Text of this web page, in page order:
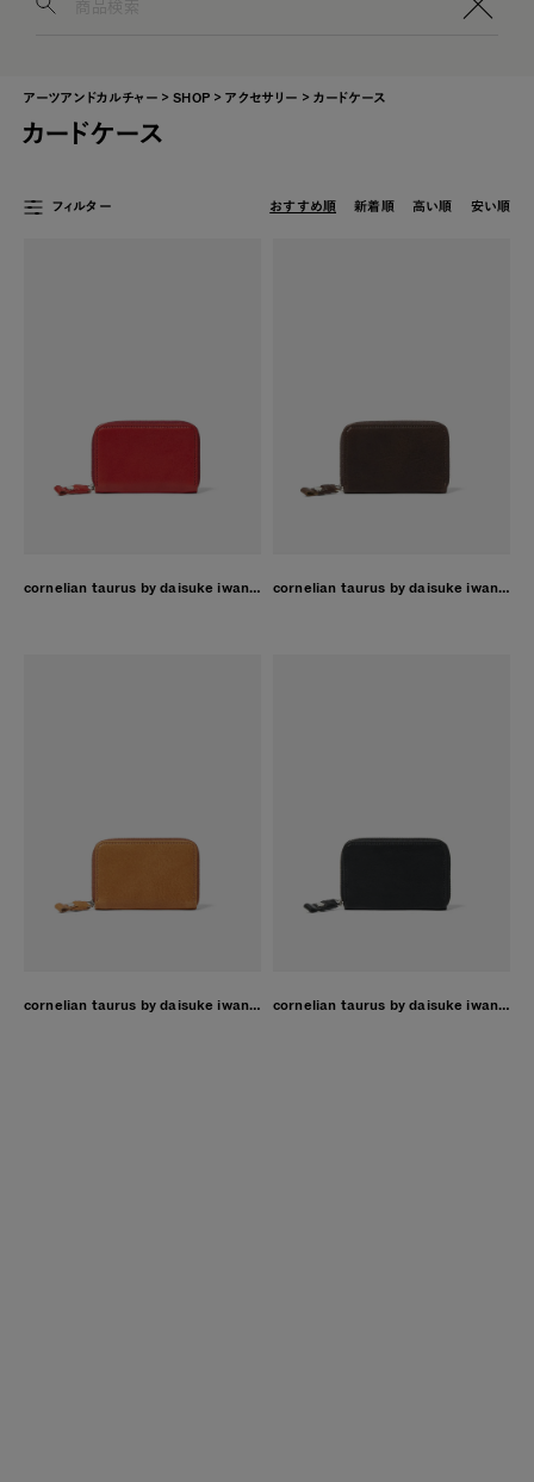
アーツアンドカルチャー SHOP アクセサリー カードケース
カードケース
フィルター おすすめ順 新着順 高い順 安い順
cornelian taurus by daisuke iwanaga 2door card case レッド cornelian taurus by daisuke iwanaga 2door card case ダークブラウン
cornelian taurus by daisuke iwanaga 2door card case ブラウン cornelian taurus by daisuke iwanaga 2door card case ブラック